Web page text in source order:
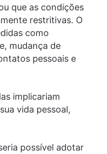
que as condições
restritivas. O
como
mudança de
pessoais e
implicariam
vida pessoal,
possível adotar